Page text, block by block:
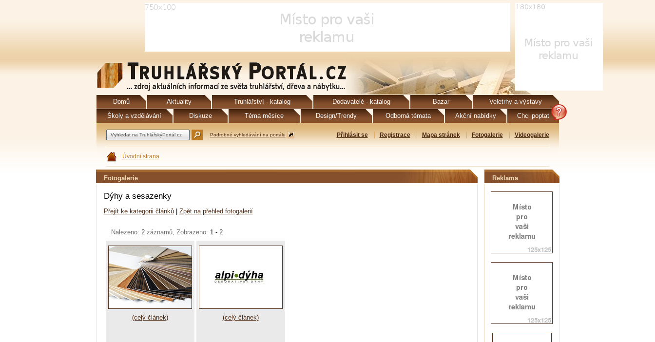
Domů Aktuality Truhlářství - katalog Dodavatelé - katalog Bazar
Veletrhy a výstavy
Školy a vzdělávání
Diskuze Téma měsíce Design/Trendy Odborná témata Akční nabídky Chci poptat
Podrobné vyhledávání na portálu Přihlásit se Registrace Mapa stránek Fotogalerie Videogalerie
Úvodní strana
Fotogalerie
Dýhy a sesazenky
Přejít ke kategorii článků| Zpět na přehled fotogalerií
Nalezeno: 2 záznamů, Zobrazeno: 1 - 2
(celý článek) (celý článek)
Reklama